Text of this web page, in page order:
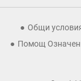
Общи
Помощ